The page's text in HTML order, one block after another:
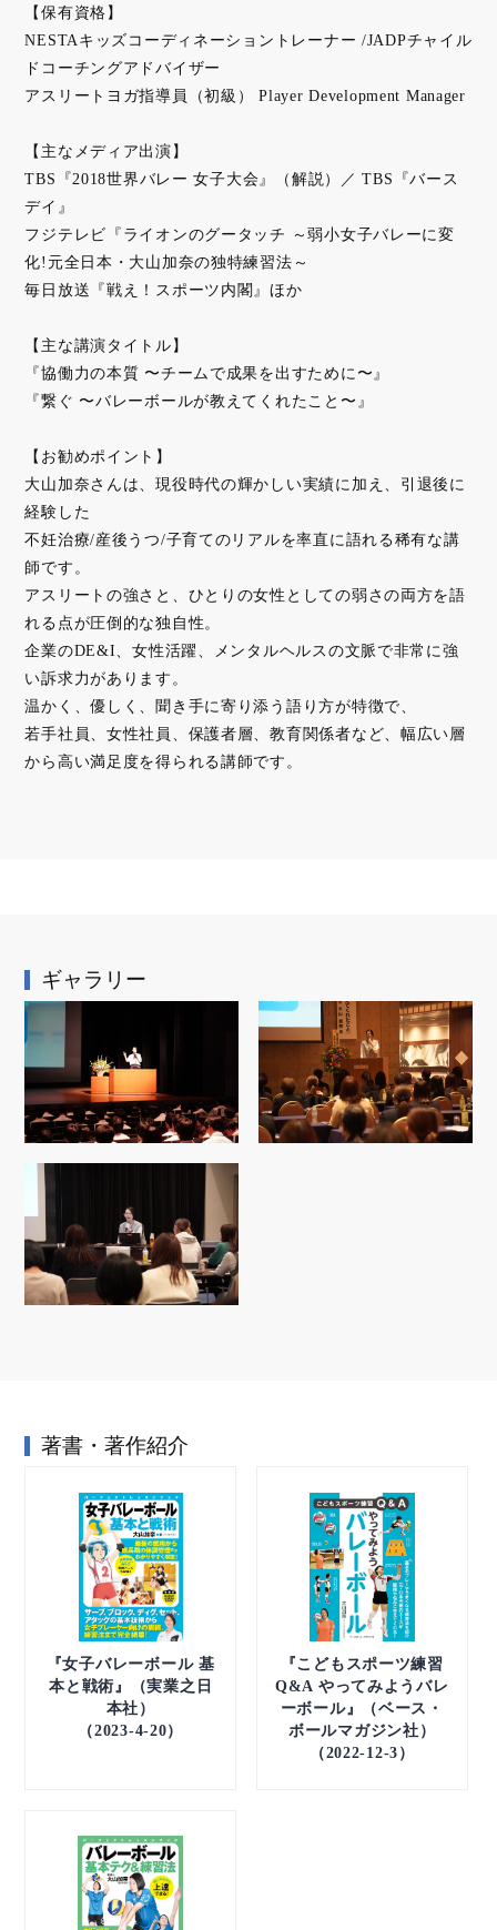
【保有資格】
NESTAキッズコーディネーショントレーナー /JADPチャイル
ドコーチングアドバイザー
アスリートヨガ指導員（初級） Player Development Manager
【主なメディア出演】
TBS『2018世界バレー 女子大会』（解説）／ TBS『バース
デイ』
フジテレビ『ライオンのグータッチ ～弱小女子バレーに変
化!元全日本・大山加奈の独特練習法～
毎日放送『戦え！スポーツ内閣』ほか
【主な講演タイトル】
『協働力の本質 〜チームで成果を出すために〜』
『繋ぐ 〜バレーボールが教えてくれたこと〜』
【お勧めポイント】
大山加奈さんは、現役時代の輝かしい実績に加え、引退後に
経験した
不妊治療/産後うつ/子育てのリアルを率直に語れる稀有な講
師です。
アスリートの強さと、ひとりの女性としての弱さの両方を語
れる点が圧倒的な独自性。
企業のDE&I、女性活躍、メンタルヘルスの文脈で非常に強
い訴求力があります。
温かく、優しく、聞き手に寄り添う語り方が特徴で、
若手社員、女性社員、保護者層、教育関係者など、幅広い層
から高い満足度を得られる講師です。
ギャラリー
著書・著作紹介
『女子バレーボール 基
本と戦術』（実業之日
本社）
（2023-4-20）
『こどもスポーツ練習
Q&A やってみようバレ
ーボール』（ベース・
ボールマガジン社）
（2022-12-3）